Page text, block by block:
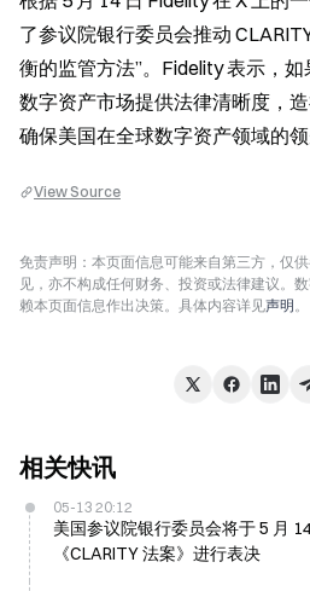
了参议院银行委员会推动
衡的监管方法”。Fidelity 表示，
数字资产市场提供法律清晰度，
确保美国在全球数字资产领域的领
View Source
免责声明：本页面信息可能来自第三方，仅
见，亦不构成任何财务、投资或法律建议。
赖本页面信息作出决策。具体内容详见声明。
相关快讯
05-13 20:12
美国参议院银行委员会将于 5 月
《CLARITY 法案》进行表决